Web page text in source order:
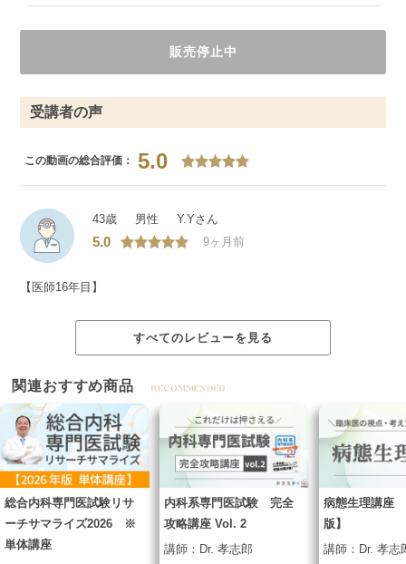
販売停止中
受講者の声
この動画の総合評価： 5.0
43歳 男性 Y.Yさん
5.0 9ヶ月前
【医師16年目】
すべてのレビューを見る
関連おすすめ商品
総合内科専門医試験リサ
ーチサマライズ2026 ※
単体講座
内科系専門医試験 完全
攻略講座 Vol. 2
講師： Dr. 孝志郎
病態生理講座
版】
講師： Dr. 孝志